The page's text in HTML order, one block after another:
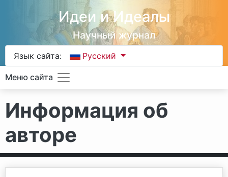
Идеи и Идеалы
Научный журнал
Язык сайта: Русский
Меню сайта
Информация об
авторе